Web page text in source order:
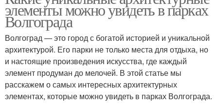
элементы можно увидеть в парках
Волгограда
Волгоград — это город с богатой историей и уникальной
архитектурой. Его парки не только места для отдыха, но
и настоящие произведения искусства, где каждый
элемент продуман до мелочей. В этой статье мы
расскажем о самых интересных архитектурных
элементах, которые можно увидеть в парках Волгограда.